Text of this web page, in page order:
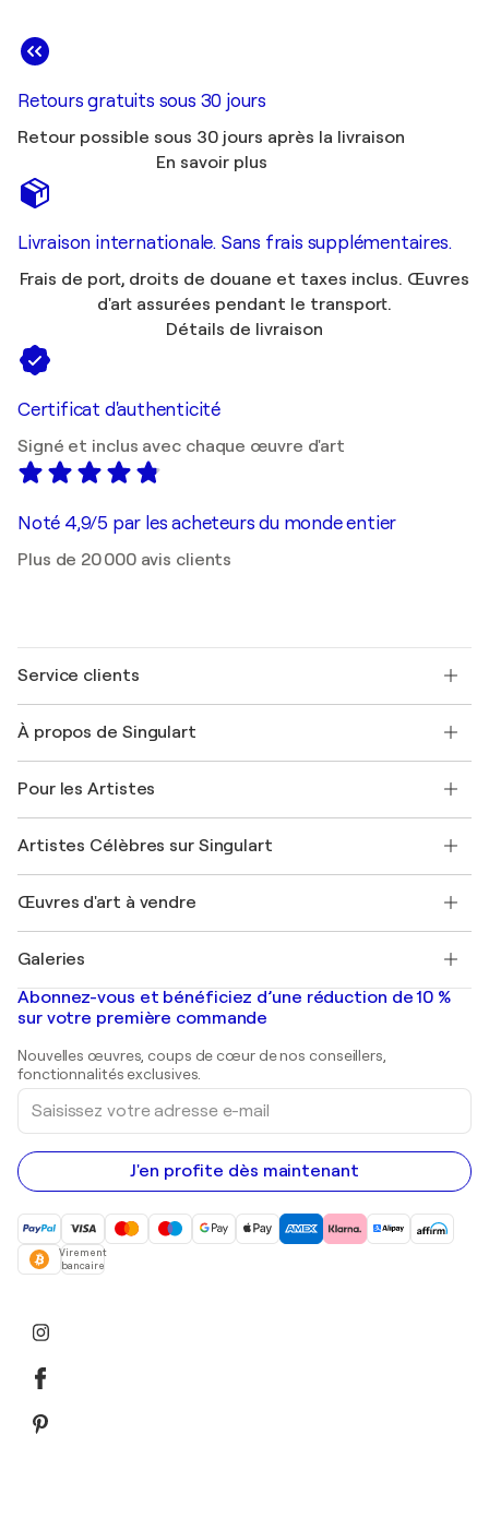
Retours gratuits sous 30 jours
Retour possible sous 30 jours après la livraison
En savoir plus
Livraison internationale. Sans frais supplémentaires.
Frais de port, droits de douane et taxes inclus. Œuvres
d'art assurées pendant le transport.
Détails de livraison
Certificat d'authenticité
Signé et inclus avec chaque œuvre d'art
Noté 4,9/5 par les acheteurs du monde entier
Plus de 20 000 avis clients
Service clients
Expédition
Offrir une carte cadeau
Rejoignez notre programme commercial
Mon compte
+33 1 76 44 06 42
À propos de Singulart
FAQ
Magazine Singulart
Emplois
Découvrez une sélection d'art original
Pour les Artistes
Se connecter en tant qu'Artiste
Artistes Célèbres sur Singulart
Marc Chagall
Banksy
Mr. Brainwash
Shepard Fairey
Œuvres d'art à vendre
Tableaux abstraits à vendre
Peintures de paysage
Estampes
Peintures acryliques
Galeries
Galeries d'art en France
Galeries d'art en Belgique
Abonnez-vous et bénéficiez d’une réduction de 10 %
sur votre première commande
Nouvelles œuvres, coups de cœur de nos conseillers,
fonctionnalités exclusives.
Saisissez
votre
adresse
e-
mail
J'en profite dès maintenant
Virement
bancaire